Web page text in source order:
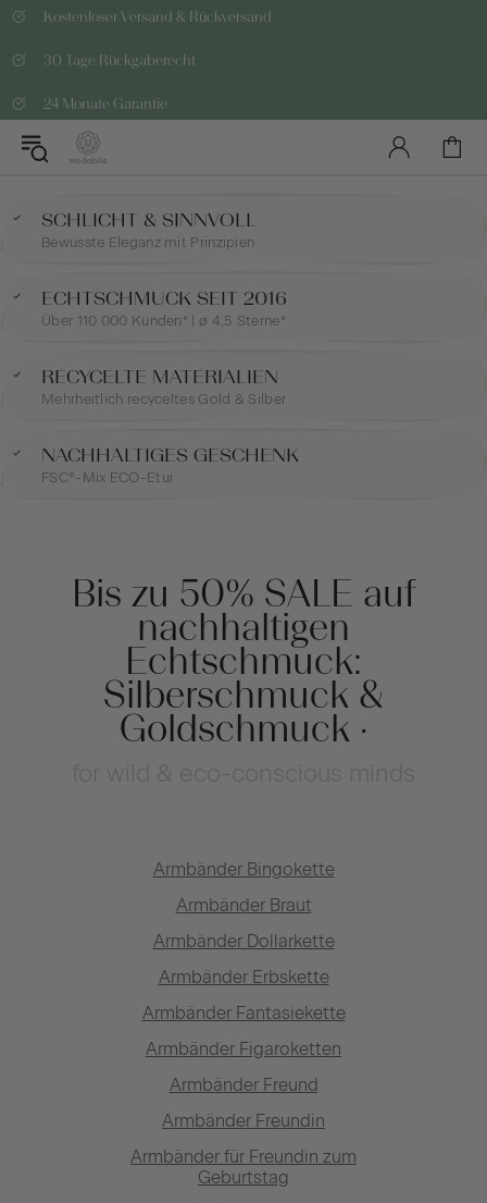
Kostenloser Versand & Rückversand
30 Tage Rückgaberecht
24 Monate Garantie
SCHLICHT & SINNVOLL
Bewusste Eleganz mit Prinzipien
ECHTSCHMUCK SEIT 2016
Über 110.000 Kunden* | ø 4,5 Sterne*
RECYCELTE MATERIALIEN
Mehrheitlich recyceltes Gold & Silber
NACHHALTIGES GESCHENK
FSC®-Mix ECO-Etui
Bis zu 50% SALE auf
nachhaltigen
Echtschmuck:
Silberschmuck &
Goldschmuck ·
Armbänder Bingokette
Armbänder Braut
Armbänder Dollarkette
Armbänder Erbskette
Armbänder Fantasiekette
Armbänder Figaroketten
Armbänder Freund
Armbänder Freundin
Armbänder für Freundin zum
Geburtstag